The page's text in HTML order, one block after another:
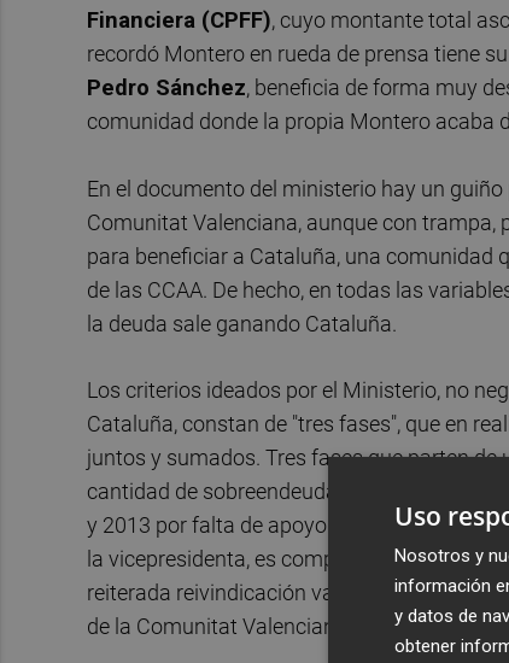
Financiera (CPFF), cuyo montante total
recordó Montero en rueda de prensa tiene
Pedro Sánchez, beneficia de forma muy
comunidad donde la propia Montero acaba
En el documento del ministerio hay un
Comunitat Valenciana, aunque con
para beneficiar a Cataluña, una comunidad
de las CCAA. De hecho, en todas las
la deuda sale ganando Cataluña.
Los criterios ideados por el Ministerio, no
Cataluña, constan de "tres fases", que en
juntos y sumados. Tres fases que parten
cantidad de sobreendeudamiento en el que
y 2013 por falta de apoyo del Gobierno de
la vicepresidenta, es compensar a las
reiterada reivindicación valenciana de que
de la Comunitat Valenciana.
Uso
Nosotros y
información
y datos de
obtener